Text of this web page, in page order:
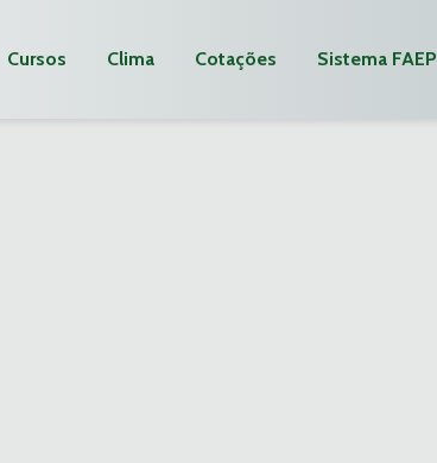
Cursos Clima Cotações Sistema FAEP